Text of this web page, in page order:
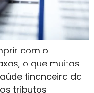
com o
o que muitas
financeira da
tributos